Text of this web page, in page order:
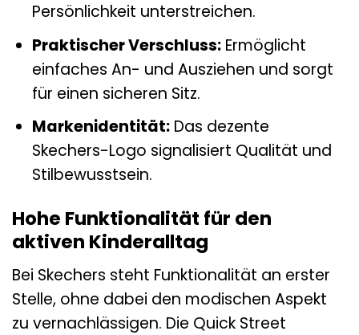
Persönlichkeit unterstreichen.
Praktischer Verschluss:Ermöglicht
einfaches An- und Ausziehen und sorgt
für einen sicheren Sitz.
Markenidentität:Das dezente
Skechers-Logo signalisiert Qualität und
Stilbewusstsein.
Hohe Funktionalität für den
aktiven Kinderalltag
Bei Skechers steht Funktionalität an erster
Stelle, ohne dabei den modischen Aspekt
zu vernachlässigen. Die Quick Street